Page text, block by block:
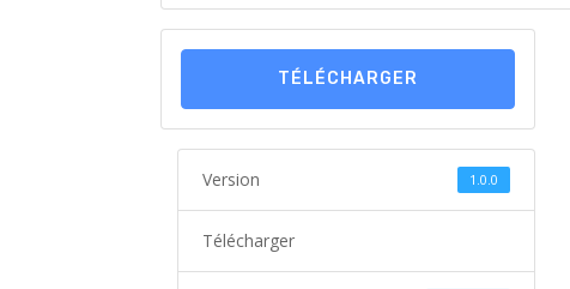
TÉLÉCHARGER
Version 1.0.0
Télécharger